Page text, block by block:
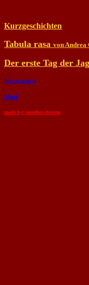
Kurzgeschichten
Tabula rasa von Andrea
Der erste Tag der
Impressum
Mail
made by: muellers-bueros